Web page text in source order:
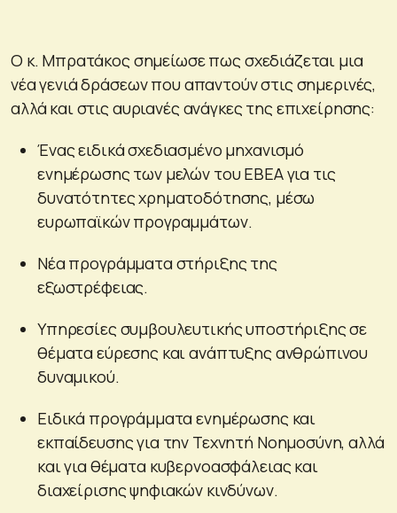
Ο κ. Μπρατάκος σημείωσε πως σχεδιάζεται μια
νέα γενιά δράσεων που απαντούν στις σημερινές,
αλλά και στις αυριανές ανάγκες της επιχείρησης:
Ένας ειδικά σχεδιασμένο μηχανισμό
ενημέρωσης των μελών του ΕΒΕΑ για τις
δυνατότητες χρηματοδότησης, μέσω
ευρωπαϊκών προγραμμάτων.
Νέα προγράμματα στήριξης της
εξωστρέφειας.
Υπηρεσίες συμβουλευτικής υποστήριξης σε
θέματα εύρεσης και ανάπτυξης ανθρώπινου
δυναμικού.
Ειδικά προγράμματα ενημέρωσης και
εκπαίδευσης για την Τεχνητή Νοημοσύνη, αλλά
και για θέματα κυβερνοασφάλειας και
διαχείρισης ψηφιακών κινδύνων.